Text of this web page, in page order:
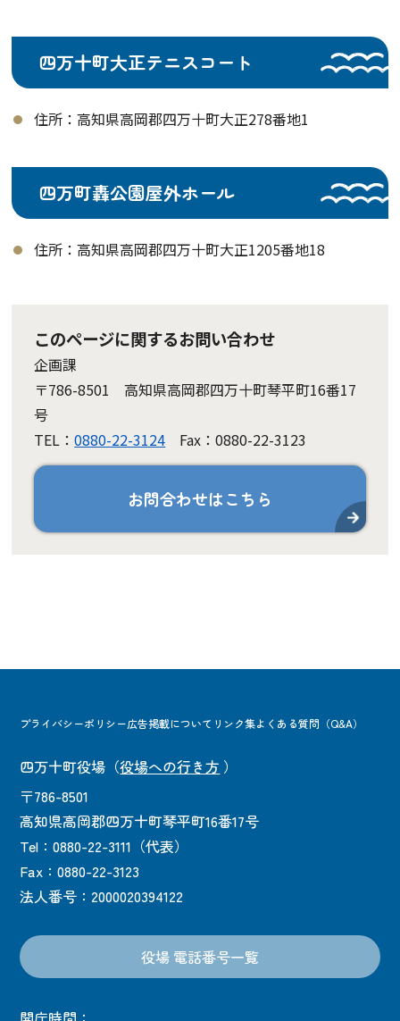
四万十町大正テニスコート
住所：高知県高岡郡四万十町大正278番地1
四万町轟公園屋外ホール
住所：高知県高岡郡四万十町大正1205番地18
このページに関するお問い合わせ
企画課
〒786-8501 高知県高岡郡四万十町琴平町16番17
号
TEL：0880-22-3124 Fax：0880-22-3123
お問合わせはこちら
プライバシーポリシー広告掲載について リンク集よくある質問（Q&A）
四万十町役場 （役場への行き方 ）
〒786-8501
高知県高岡郡四万十町琴平町16番17号
Tel：0880-22-3111（代表）
Fax：0880-22-3123
法人番号：2000020394122
役場 電話番号一覧